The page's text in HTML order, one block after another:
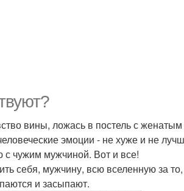
вины, ложась в постель с
эмоции - не хуже и не
с чужим мужчиной. Вот и все!
себя, мужчину, всю вселенную за
и засыпают.